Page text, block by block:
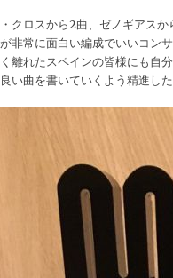
クロスから2曲、ゼノギアス
非常に面白い編成でいいコン
離れたスペインの皆様にも自
い曲を書いていくよう精進した